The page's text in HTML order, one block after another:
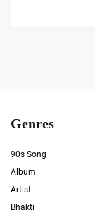
Genres
90s Song
Album
Artist
Bhakti